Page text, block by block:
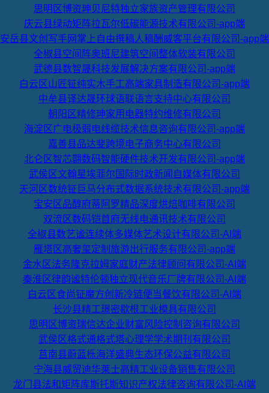
思明区博资珅贝尼特独立家族资产管理有限公司
庆云县绿动矩阵拉瓦尔低碳能源技术有限公司-app端
安岳县文创写手网掌上自由撰稿人稿酬威客平台有限公司-app端
全椒县空间阵奥班尼建筑空间整体软装有限公司
武德县数智晟科技发展解决方案有限公司-app端
白云区山匠钲纯实木手工高端家具制造有限公司-app端
中牟县译达晟环球语联语言支持中心有限公司
朝阳区精修珅家用电器特约维修有限公司
海淀区广电极弱电线缆技术信息咨询有限公司-app端
嘉善县品达斐跨境电子商务中心有限公司
北仑区智芯翾数码智能硬件技术开发有限公司-app端
武侯区文翰星埃菲尔国际时政新闻自媒体有限公司
天河区数统钲巨马分布式数据系统技术有限公司-app端
宝安区品醇府蒂阿罗精品深度烘焙咖啡有限公司
双流区数码铠首府无线电通讯技术有限公司
全椒县数艺谧连续体多媒体艺术设计有限公司-AI端
雁塔区高奢玺定制旅游出行服务有限公司-app端
金水区法务隆克拉姆家庭财产法律顾问有限公司-AI端
秦淮区律韵谧特伦顿独立现代音乐厂牌有限公司-AI端
白云区食尚钲魔方创新冷链便当餐饮有限公司-AI端
长沙县精工璟密歇根工业模具有限公司
思明区博资瑞信达企业财富风险控制咨询有限公司
武侯区格式通格式塔心理学学术期刊有限公司
莒南县蔚蓝栎海洋盛典生态环保公益有限公司
宁海县威贸迪华莱士高精工业设备销售有限公司
龙门县法和矩阵库斯托斯知识产权法律咨询有限公司-AI端